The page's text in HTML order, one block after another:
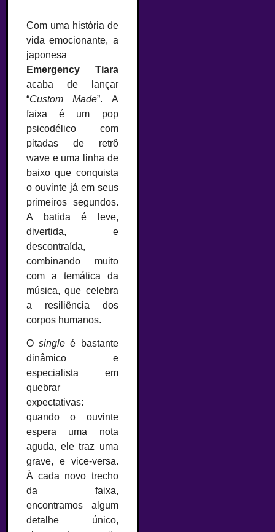
Com uma história de
vida emocionante, a
japonesa
Emergency Tiara
acaba de lançar
“Custom Made”. A
faixa é um pop
psicodélico com
pitadas de retrô
wave e uma linha de
baixo que conquista
o ouvinte já em seus
primeiros segundos.
A batida é leve,
divertida, e
descontraída,
combinando muito
com a temática da
música, que celebra
a resiliência dos
corpos humanos.
Osingle é bastante
dinâmico e
especialista em
quebrar
expectativas:
quando o ouvinte
espera uma nota
aguda, ele traz uma
grave, e vice-versa.
À cada novo trecho
da faixa,
encontramos algum
detalhe único,